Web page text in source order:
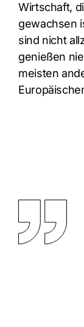
Wirtschaft,
gewachsen
sind nicht
genießen
meisten